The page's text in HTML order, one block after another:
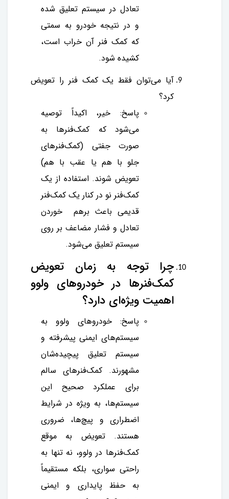
تعادل در سیستم تعلیق شده
و در نتیجه خودرو به سمتی
که کمک‌ فنر آن خراب است،
کشیده شود.
آیا می‌توان فقط یک کمک‌ فنر را تعویض
کرد؟
پاسخ: خیر، اکیداً توصیه
می‌شود که کمک‌فنرها به
صورت جفتی (کمک‌فنرهای
جلو با هم یا عقب با هم)
تعویض شوند. استفاده از یک
کمک‌فنر نو در کنار یک کمک‌فنر
قدیمی باعث برهم خوردن
تعادل و فشار مضاعف بر روی
سیستم تعلیق می‌شود.
چرا توجه به زمان تعویض
کمک‌فنرها در خودروهای ولوو
اهمیت ویژه‌ای دارد؟
پاسخ: خودروهای ولوو به
سیستم‌های ایمنی پیشرفته و
سیستم تعلیق پیچیده‌شان
مشهورند. کمک‌فنرهای سالم
برای عملکرد صحیح این
سیستم‌ها، به ویژه در شرایط
اضطراری و پیچ‌ها، ضروری
هستند. تعویض به موقع
کمک‌فنرها در ولوو، نه تنها به
راحتی سواری، بلکه مستقیماً
به حفظ پایداری و ایمنی